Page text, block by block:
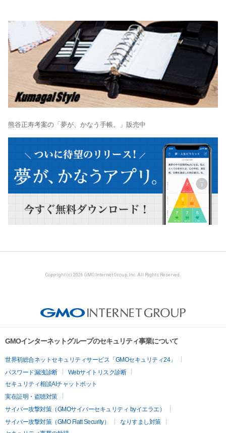
熊谷正寿考案の「夢が、かなう手帳。」販売中
Copyright (c) 2026 GMO Internet Group, Inc. All Rights Reserved.
GMOインターネットグループのセキュリティ事業について
世界初総合ネットセキュリティサービス「GMOセキュリティ24」
パスワード漏洩診断
Webサイトリスク診断
セキュリティ相談AIチャットボット
実在証明・盗聴対策
サイバー攻撃対策（GMOサイバーセキュリティ byイエラエ）
サイバー攻撃対策（GMO Flatt Security）
なりすまし対策